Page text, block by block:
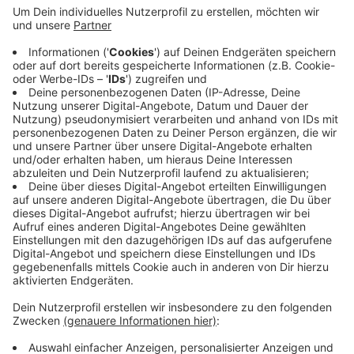
sonstigen baulichen Anlagen auf Gräbern überprüft, ob
sie standfest sind. Dafür wird mit einem speziellen
Gerät kurz Druck aufgebaut. Dabei wird festgestellt,
ob Grabmale umkippen könnten oder Schäden im
Fundament haben. Falls die Mags bei dieser Prüfung
Mängel findet, schreibt sie die Verantwortlichen der
jeweiligen Grabstätten an. Der- oder diejenigen sind
auch verantwortlich für die Sicherheit, so die Mags.
Anzeige
Anzeige